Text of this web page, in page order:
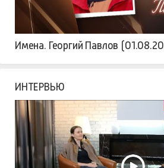
Имена. Георгий Павлов
ИНТЕРВЬЮ